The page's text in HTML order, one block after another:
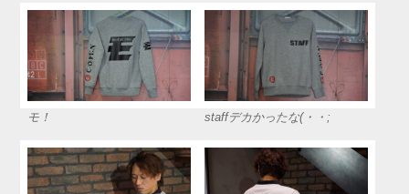
モ！ staffデカかったな(・・;